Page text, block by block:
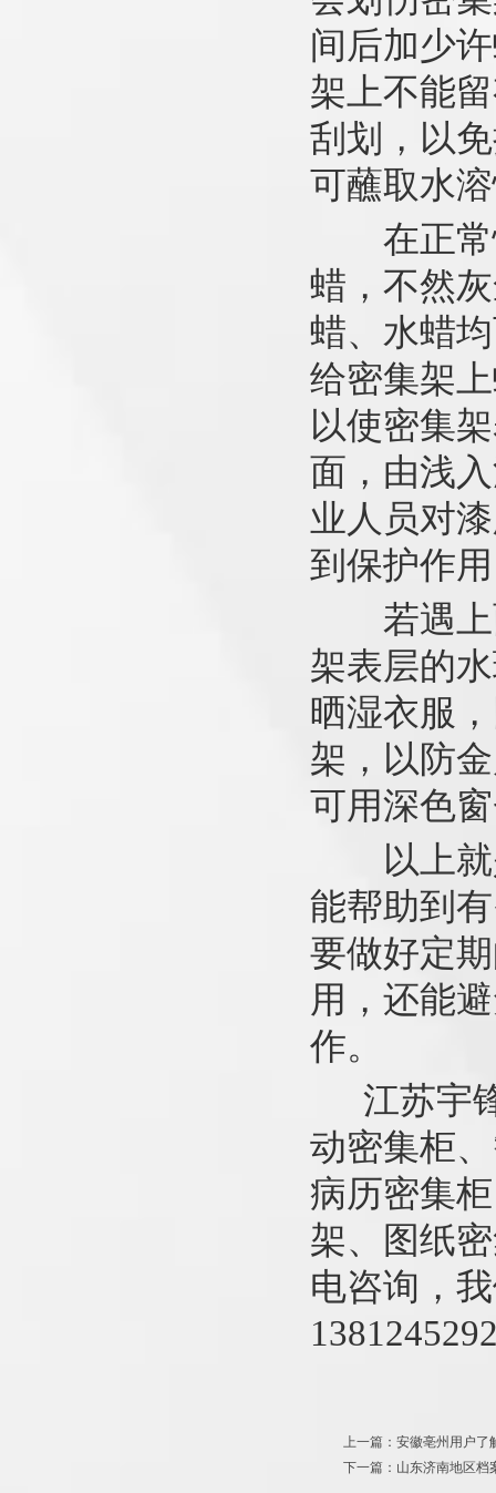
间后加少
架上不能
刮划，以
可蘸取水
在正常
蜡，不然
蜡、水蜡
给密集架
以使密集
面，由浅
业人员对
到保护作
若遇上
架表层的
晒湿衣服
架，以防
可用深色
以上就
能帮助到
要做好定
用，还能
作。
江苏宇锋
动密集柜
病历密集
架、图纸
电咨询，
上一篇：安徽亳州用户了
下一篇：山东济南地区档